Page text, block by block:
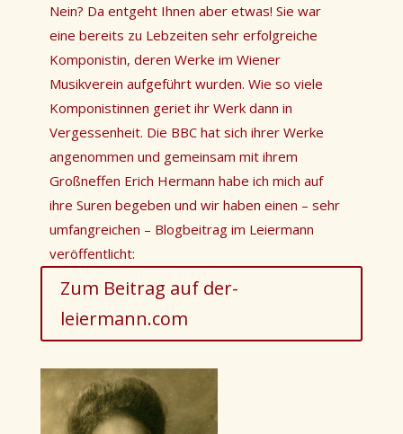
Nein? Da entgeht Ihnen aber etwas! Sie war
eine bereits zu Lebzeiten sehr erfolgreiche
Komponistin, deren Werke im Wiener
Musikverein aufgeführt wurden. Wie so viele
Komponistinnen geriet ihr Werk dann in
Vergessenheit. Die BBC hat sich ihrer Werke
angenommen und gemeinsam mit ihrem
Großneffen Erich Hermann habe ich mich auf
ihre Suren begeben und wir haben einen – sehr
umfangreichen – Blogbeitrag im Leiermann
veröffentlicht:
Zum Beitrag auf der-
leiermann.com